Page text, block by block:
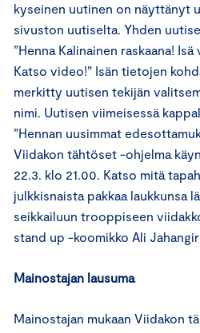
kyseinen uutinen on näyttänyt
sivuston uutiselta. Yhden
”Henna Kalinainen raskaana!
Katso video!” Isän tietojen
merkitty uutisen tekijän
nimi. Uutisen viimeisessä
”Hennan uusimmat
Viidakon tähtöset -ohjelma
22.3. klo 21.00. Katso mitä
julkkisnaista pakkaa laukkunsa
seikkailuun trooppiseen
stand up -koomikko Ali
Mainostajan lausuma
Mainostajan mukaan Viidakon